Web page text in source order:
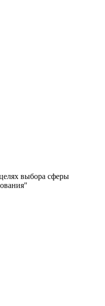
выбора сферы